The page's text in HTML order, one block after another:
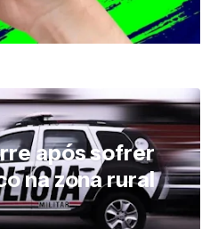
após sofrer
na zona rural